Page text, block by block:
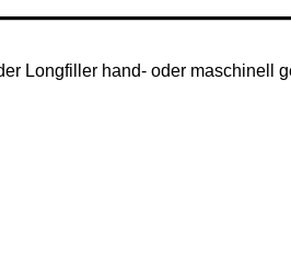
Longfiller hand- oder maschinell